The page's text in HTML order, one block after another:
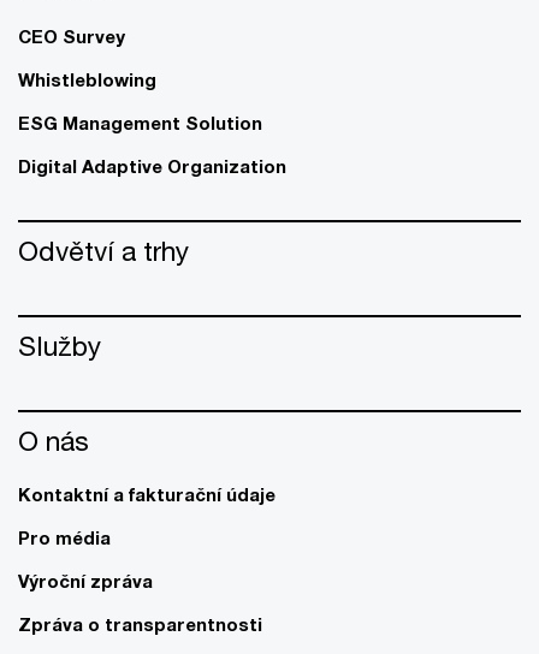
CEO Survey
Whistleblowing
ESG Management Solution
Digital Adaptive Organization
Odvětví a trhy
Služby
O nás
Kontaktní a fakturační údaje
Pro média
Výroční zpráva
Zpráva o transparentnosti